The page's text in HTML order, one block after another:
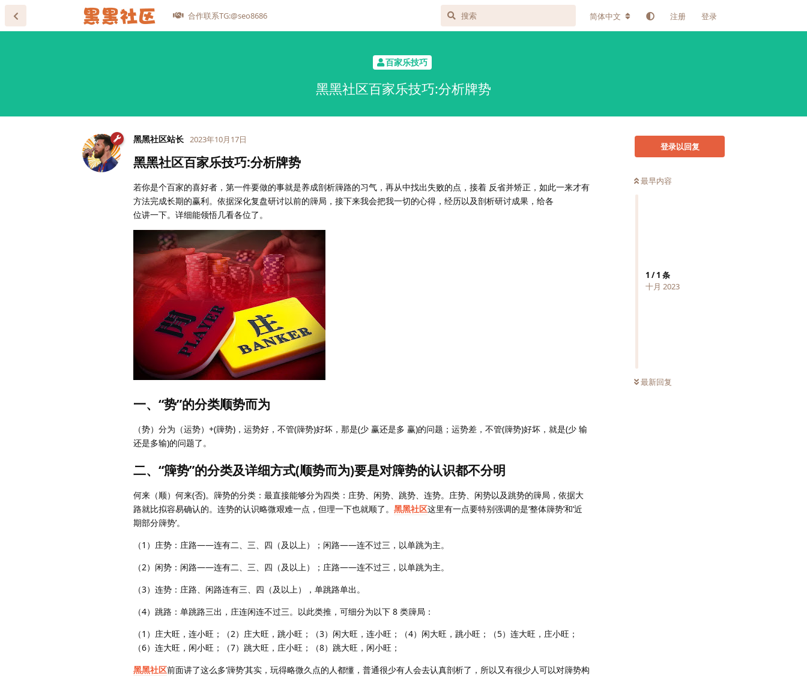
合作联系TG:@seo8686 简体中文 注册 登录
百家乐技巧
黑黑社区百家乐技巧:分析牌势
登录以回复
最早内容
1 /1 条
十月 2023
最新回复
黑黑社区站长 2023年10月17日
黑黑社区百家乐技巧:分析牌势
若你是个百家的喜好者，第一件要做的事就是养成剖析簰路的习气，再从中找出失败的点，接着 反省并矫正，如此一来才有
方法完成长期的赢利。依据深化复盘研讨以前的簰局，接下来我会把我一切的心得，经历以及剖析研讨成果，给各
位讲一下。详细能领悟几看各位了。
一、“势”的分类顺势而为
（势）分为（运势）+(簰势)，运势好，不管(簰势)好坏，那是(少 赢还是多 赢)的问题；运势差，不管(簰势)好坏，就是(少 输
还是多输)的问题了。
二、“簰势”的分类及详细方式(顺势而为)要是对簰势的认识都不分明
何来（顺）何来(否)。簰势的分类：最直接能够分为四类：庄势、闲势、跳势、连势。庄势、闲势以及跳势的簰局，依据大
路就比拟容易确认的。连势的认识略微艰难一点，但理一下也就顺了。 黑黑社区这里有一点要特别强调的是‘整体簰势’和‘近
期部分簰势’。
（1）庄势：庄路——连有二、三、四（及以上）；闲路——连不过三，以单跳为主。
（2）闲势：闲路——连有二、三、四（及以上）；庄路——连不过三，以单跳为主。
（3）连势：庄路、闲路连有三、四（及以上），单跳路单出。
（4）跳路：单跳路三出，庄连闲连不过三。以此类推，可细分为以下 8 类簰局：
（1）庄大旺，连小旺；（2）庄大旺，跳小旺；（3）闲大旺，连小旺；（4）闲大旺，跳小旺；（5）连大旺，庄小旺；
（6）连大旺，闲小旺；（7）跳大旺，庄小旺；（8）跳大旺，闲小旺；
黑黑社区前面讲了这么多‘簰势’其实，玩得略微久点的人都懂，普通很少有人会去认真剖析了，所以又有很少人可以对簰势构